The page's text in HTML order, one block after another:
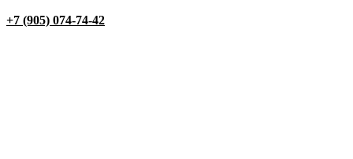
+7 (905) 074-74-42